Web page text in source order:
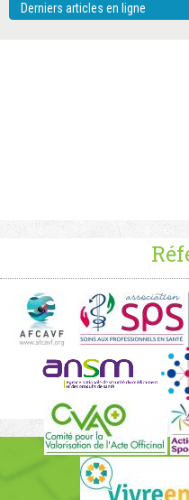
Derniers articles en ligne